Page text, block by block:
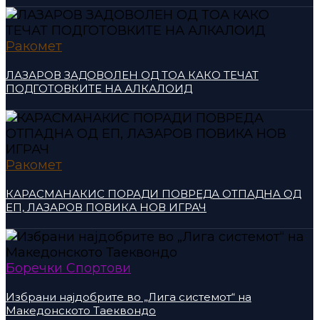
Ракомет
ЛАЗАРОВ ЗАДОВОЛЕН ОД ТОА КАКО ТЕЧАТ
ПОДГОТОВКИТЕ НА АЛКАЛОИД
Ракомет
КАРАСМАНАКИС ПОРАДИ ПОВРЕДА ОТПАДНА ОД
ЕП, ЛАЗАРОВ ПОВИКА НОВ ИГРАЧ
Боречки Спортови
Избрани најдобрите во „Лига системот“ на
Македонското Таеквондо